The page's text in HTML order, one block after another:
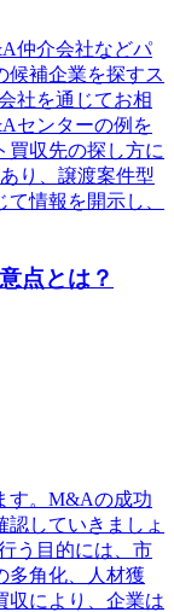
仲介会社などパ
候補企業を探すス
社を通じてお相
センターの例を
買収先の探し方に
り、譲渡案件型
情報を開示し、
点とは？
す。M&Aの成功
していきましょ
う目的には、市
多角化、人材獲
収により、企業は